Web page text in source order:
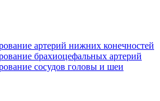
артерий нижних конечностей
брахиоцефальных артерий
сосудов головы и шеи